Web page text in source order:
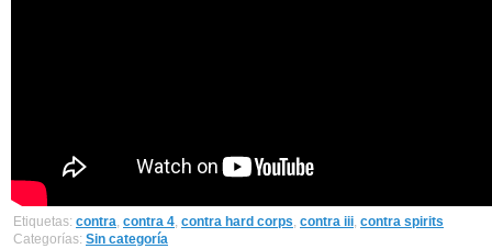
Etiquetas: contra, contra 4, contra hard corps, contra iii, contra spirits
Categorías: Sin categoría